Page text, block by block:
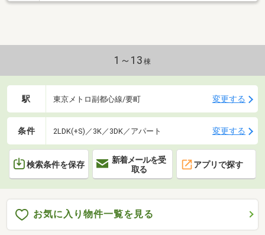
1～13 棟
駅 東京メトロ副都心線/要町 変更する
条件 2LDK(+S)／3K／3DK／アパート 変更する
検索条件を保存
新着メールを受
取る
アプリで探す
お気に入り物件一覧を見る